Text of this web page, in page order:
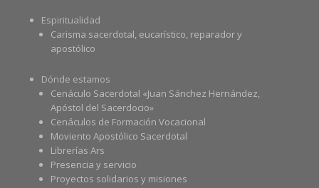
Espiritualidad
Carisma sacerdotal, eucarístico, reparador y
apostólico
Dónde estamos
Cenáculo Sacerdotal «Juan Sánchez Hernández,
Apóstol del Sacerdocio»
Cenáculos de Formación Vocacional
Moviento Apostólico Sacerdotal
Librerías Ars
Presencia y servicio
Proyectos solidarios y misiones